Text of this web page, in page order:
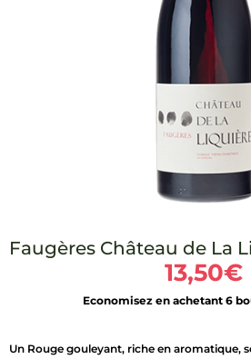
Faugères Château de La
13,50€
Economisez en achetant 6
Un Rouge gouleyant, riche en aromatique,